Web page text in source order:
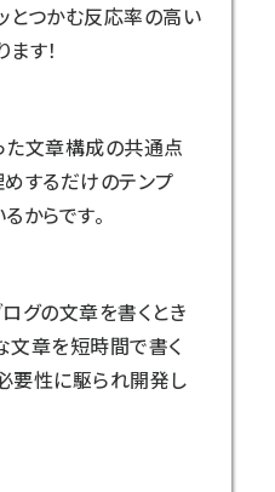
とつかむ反応率の高い
す！
た文章構成の共通点
するだけのテンプ
からです。
グの文章を書くとき
文章を短時間で書く
要性に駆られ開発し